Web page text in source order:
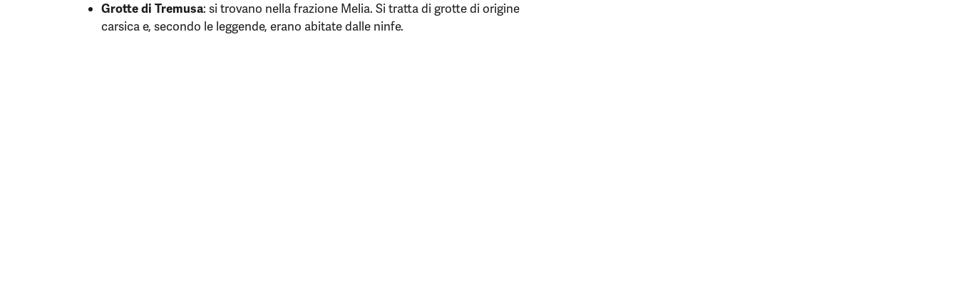
Grotte di Tremusa: si trovano nella frazione Melia. Si tratta di grotte di origine
carsica e, secondo le leggende, erano abitate dalle ninfe.